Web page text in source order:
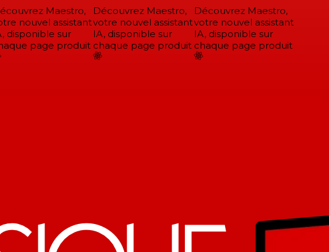
Maestro,
nouvel assistant
disponible sur
page produit
Découvrez Maestro,
votre nouvel assistant
IA, disponible sur
chaque page produit
Découvrez Maestro,
votre nouvel assistant
IA, disponible sur
chaque page produit